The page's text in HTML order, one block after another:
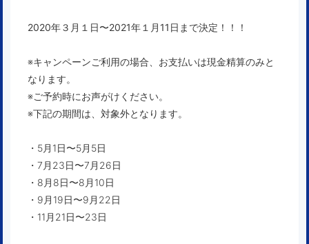
2020年３月１日〜2021年１月11日まで決定！！！
※キャンペーンご利用の場合、お支払いは現金精算のみと
なります。
※ご予約時にお声がけください。
※下記の期間は、対象外となります。
・5月1日〜5月5日
・7月23日〜7月26日
・8月8日〜8月10日
・9月19日〜9月22日
・11月21日〜23日